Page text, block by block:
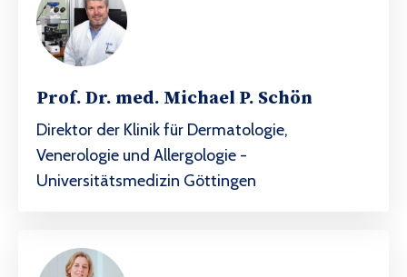
Prof. Dr. med. Michael P. Schön
Direktor der Klinik für Dermatologie,
Venerologie und Allergologie -
Universitätsmedizin Göttingen